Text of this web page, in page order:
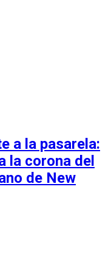
a la pasarela:
la corona del
de New